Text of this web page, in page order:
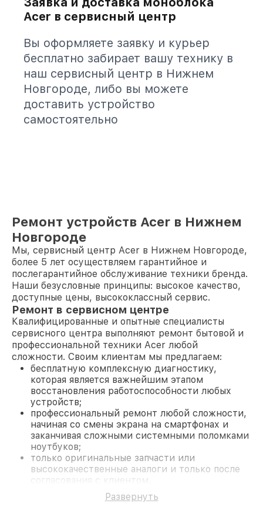
Acer в сервисный центр
Вы оформляете заявку и курьер
бесплатно забирает вашу технику в
наш сервисный центр в Нижнем
Новгороде, либо вы можете
доставить устройство
самостоятельно
Ремонт устройств Acer в Нижнем
Новгороде
Мы, сервисный центр Acer в Нижнем Новгороде,
более 5 лет осуществляем гарантийное и
послегарантийное обслуживание техники бренда.
Наши безусловные принципы: высокое качество,
доступные цены, высококлассный сервис.
Ремонт в сервисном центре
Квалифицированные и опытные специалисты
сервисного центра выполняют ремонт бытовой и
профессиональной техники Acer любой
сложности. Своим клиентам мы предлагаем:
бесплатную комплексную диагностику,
которая является важнейшим этапом
восстановления работоспособности любых
устройств;
профессиональный ремонт любой сложности,
начиная со смены экрана на смартфонах и
заканчивая сложными системными поломками
ноутбуков;
только оригинальные запчасти или
высококачественные аналоги и только после
согласования с клиентом.
На все работы и замененные комплектующие
предоставляется длительная гарантия. В случае
Развернуть